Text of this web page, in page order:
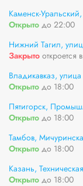
Каменск-
Открыто до 22:00
Нижний Тагил,
Закрыто откроется
Владикавказ,
Открыто до 18:00
Пятигорск,
Открыто до 18:00
Тамбов,
Открыто до 18:00
Казань,
Открыто до 18:00